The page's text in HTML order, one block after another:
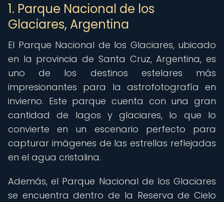
1. Parque Nacional de los
Glaciares, Argentina
El Parque Nacional de los Glaciares, ubicado
en la provincia de Santa Cruz, Argentina, es
uno de los destinos estelares más
impresionantes para la astrofotografía en
invierno. Este parque cuenta con una gran
cantidad de lagos y glaciares, lo que lo
convierte en un escenario perfecto para
capturar imágenes de las estrellas reflejadas
en el agua cristalina.
Además, el Parque Nacional de los Glaciares
se encuentra dentro de la Reserva de Cielo